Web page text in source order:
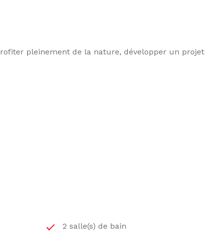
pleinement de la nature, développer un projet
2 salle(s) de bain